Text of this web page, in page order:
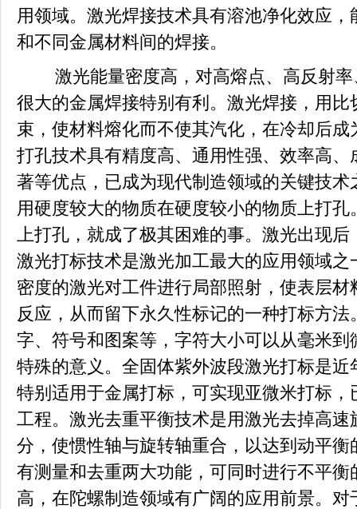
用领域。激光焊接技术具有溶池净化效应
和不同金属材料间的焊接。
激光能量密度高，对高熔点、高反射率
很大的金属焊接特别有利。激光焊接，用
束，使材料熔化而不使其汽化，在冷却后
打孔技术具有精度高、通用性强、效率高
著等优点，已成为现代制造领域的关键技
用硬度较大的物质在硬度较小的物质上打
上打孔，就成了极其困难的事。激光出现
激光打标技术是激光加工最大的应用领域
密度的激光对工件进行局部照射，使表层
反应，从而留下永久性标记的一种打标方
字、符号和图案等，字符大小可以从毫米
特殊的意义。全固体紫外波段激光打标是
特别适用于金属打标，可实现亚微米打标
工程。激光去重平衡技术是用激光去掉高
分，使惯性轴与旋转轴重合，以达到动平
有测量和去重两大功能，可同时进行不平
高，在陀螺制造领域有广阔的应用前景。